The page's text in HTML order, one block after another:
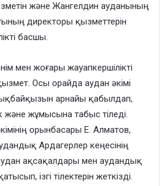
және Жангелдин ауданының
директоры қызметтерін
басшы.
мен жоғары жауапкершілікті
Осы орайда аудан әкімі
арнайы қабылдап,
және жұмысына табыс тіледі.
орынбасары Е. Алматов,
Ардагерлер кеңесінің
ақсақалдары мен аудандық
ізгі тілектерін жеткізді.